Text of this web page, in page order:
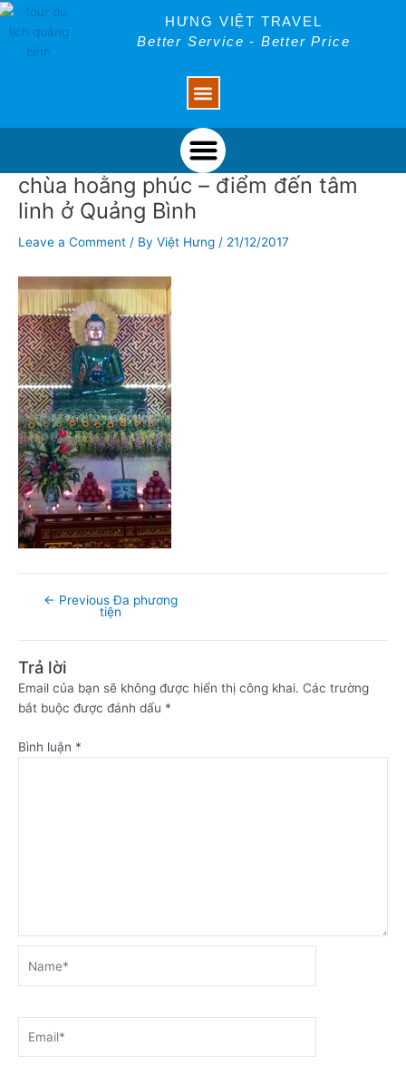
Skip
to
content
HƯNG VIỆT TRAVEL
Better Service - Better Price
Menu
chùa hoằng phúc – điểm đến tâm
linh ở Quảng Bình
Leave a Comment / By Việt Hưng / 21/12/2017
Post
navigation
← Previous Đa phương
tiện
Trả lời
Email của bạn sẽ không được hiển thị công khai. Các trường
bắt buộc được đánh dấu *
Bình luận *